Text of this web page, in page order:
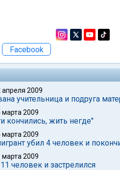
Facebook
апреля 2009
учительница и подруга
марта 2009
кончились, жить негде"
марта 2009
убил 4 человек и
марта 2009
человек и застрелился